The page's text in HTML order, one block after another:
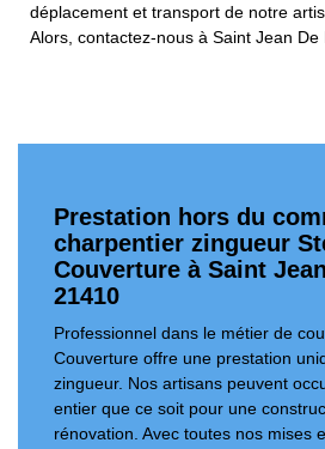
déplacement et transport de notre
Alors, contactez-nous à Saint Jean
Prestation hors du
charpentier zingueur
Couverture à Saint
21410
Professionnel dans le métier de
Couverture offre une prestation
zingueur. Nos artisans peuvent
entier que ce soit pour une
rénovation. Avec toutes nos mises